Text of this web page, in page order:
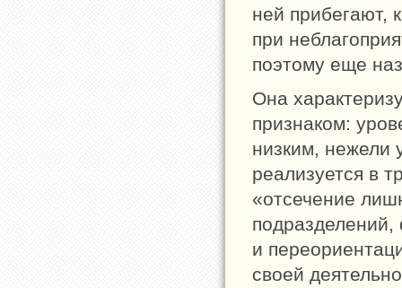
ней прибегают,
при
поэтому еще
Она
признаком:
низким, нежели
реализуется в
«отсечение
и
своей